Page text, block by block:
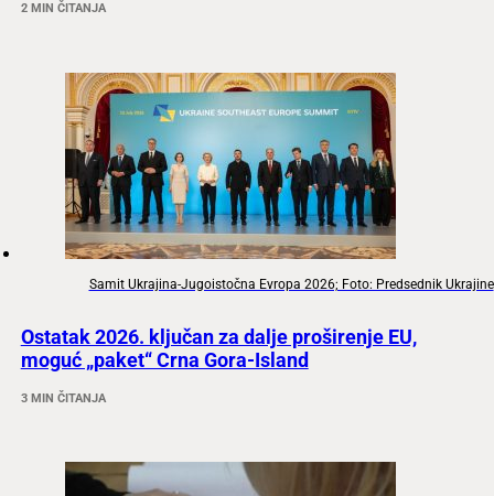
2 MIN ČITANJA
Samit Ukrajina-Jugoistočna Evropa 2026; Foto: Predsednik Ukrajine
Ostatak 2026. ključan za dalje proširenje EU,
moguć „paket“ Crna Gora-Island
3 MIN ČITANJA